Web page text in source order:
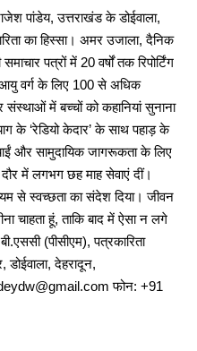
पांडेय, उत्तराखंड के डोईवाला,
का हिस्सा। अमर उजाला, दैनिक
पत्रों में 20 वर्षों तक रिपोर्टिंग
वर्ग के लिए 100 से अधिक
में बच्चों को कहानियां सुनाना
‘रेडियो केदार’ के साथ पहाड़ के
और सामुदायिक जागरूकता के लिए
में लगभग छह माह सेवाएं दीं।
से स्वच्छता का संदेश दिया। जीवन
चाहता हूं, ताकि बाद में ऐसा न लगे
(पीसीएम), पत्रकारिता
देहरादून,
फोन: +91